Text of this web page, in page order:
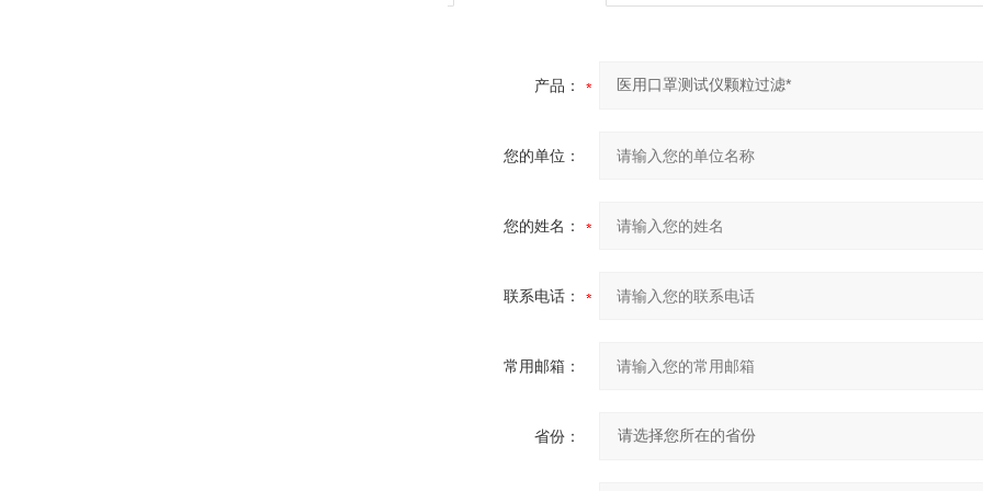
产品：
您的单位：
您的姓名：
联系电话：
常用邮箱：
省份：